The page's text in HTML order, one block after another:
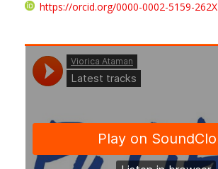
https://orcid.org/0000-0002-5159-262X